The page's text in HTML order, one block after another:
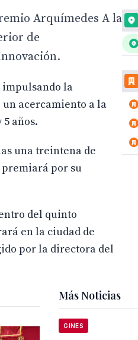
Arquímedes A la
de
impulsando la
acercamiento a la
años.
una treintena de
premiará por su
del quinto
en la ciudad de
por la directora del
Más Noticias
GINES